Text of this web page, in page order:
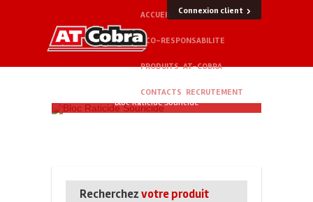
ACCUEIL
ECO-RESPONSABILITE
PRODUITS AT-COBRA
CONTACTS RECRUTEMENT
Connexion client
Bloc Raticide Souricide
Recherchezvotre produit